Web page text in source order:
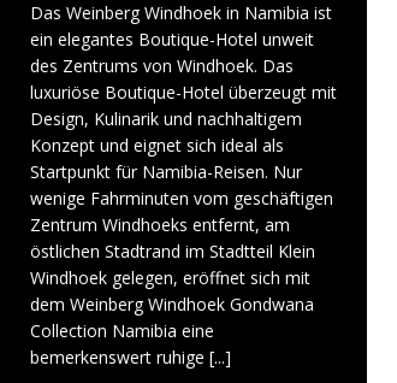
Das Weinberg Windhoek in Namibia ist
ein elegantes Boutique-Hotel unweit
des Zentrums von Windhoek. Das
luxuriöse Boutique-Hotel überzeugt mit
Design, Kulinarik und nachhaltigem
Konzept und eignet sich ideal als
Startpunkt für Namibia-Reisen. Nur
wenige Fahrminuten vom geschäftigen
Zentrum Windhoeks entfernt, am
östlichen Stadtrand im Stadtteil Klein
Windhoek gelegen, eröffnet sich mit
dem Weinberg Windhoek Gondwana
Collection Namibia eine
bemerkenswert ruhige [...]